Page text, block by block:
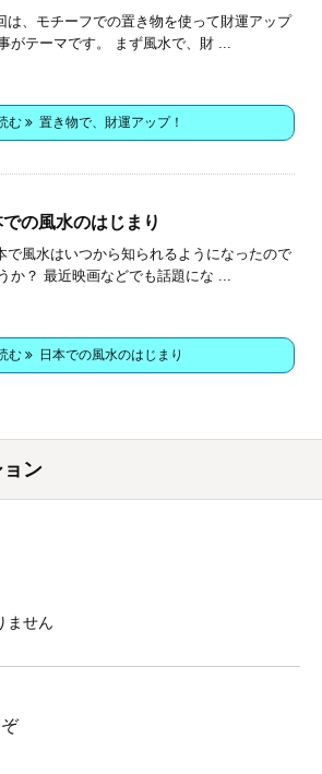
は、モチーフでの置き物を使って財運アップ
がテーマです。 まず風水で、財 ...
む 置き物で、財運アップ！
での風水のはじまり
で風水はいつから知られるようになったので
か？ 最近映画などでも話題にな ...
む 日本での風水のはじまり
ン
ません